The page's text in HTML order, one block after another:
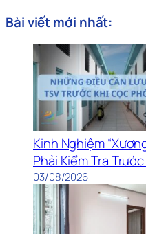
Bài viết mới nhất:
Kinh Nghiệm
Phải Kiểm Tra
03/08/2026